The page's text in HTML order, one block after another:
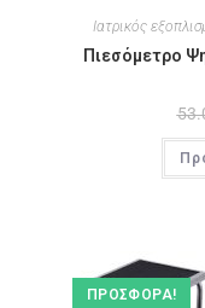
Ιατρικός
Πιεσόμετρο
ΠΡΟΣΦΟΡΆ!